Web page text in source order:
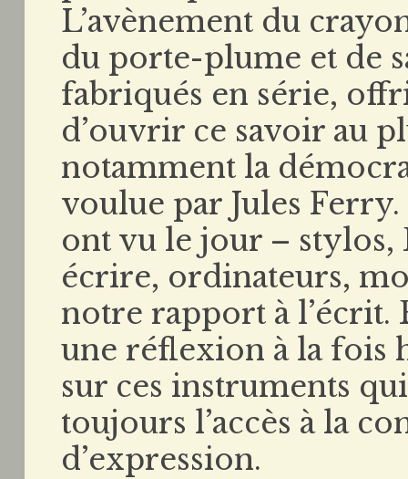
L’avènement du
du porte-plume et de
fabriqués en série,
d’ouvrir ce savoir au
notamment la
voulue par Jules
ont vu le jour – stylos,
écrire, ordinateurs,
notre rapport à
une réflexion à la fois
sur ces instruments
toujours l’accès à la
d’expression.